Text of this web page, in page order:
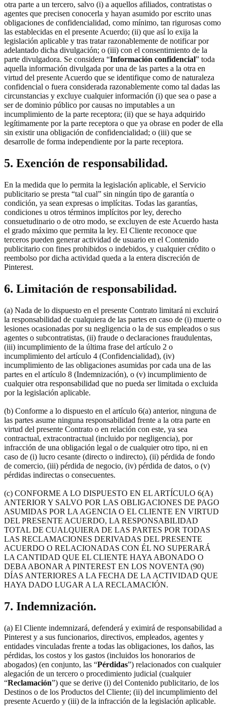
otra parte a un tercero, salvo (i) a aquellos afiliados, contratistas o
agentes que precisen conocerla y hayan asumido por escrito unas
obligaciones de confidencialidad, como mínimo, tan rigurosas como
las establecidas en el presente Acuerdo; (ii) que así lo exija la
legislación aplicable y tras tratar razonablemente de notificar por
adelantado dicha divulgación; o (iii) con el consentimiento de la
parte divulgadora. Se considera “Información confidencial” toda
aquella información divulgada por una de las partes a la otra en
virtud del presente Acuerdo que se identifique como de naturaleza
confidencial o fuera considerada razonablemente como tal dadas las
circunstancias y excluye cualquier información (i) que sea o pase a
ser de dominio público por causas no imputables a un
incumplimiento de la parte receptora; (ii) que se haya adquirido
legítimamente por la parte receptora o que ya obrase en poder de ella
sin existir una obligación de confidencialidad; o (iii) que se
desarrolle de forma independiente por la parte receptora.
5. Exención de responsabilidad.
En la medida que lo permita la legislación aplicable, el Servicio
publicitario se presta “tal cual” sin ningún tipo de garantía o
condición, ya sean expresas o implícitas. Todas las garantías,
condiciones u otros términos implícitos por ley, derecho
consuetudinario o de otro modo, se excluyen de este Acuerdo hasta
el grado máximo que permita la ley. El Cliente reconoce que
terceros pueden generar actividad de usuario en el Contenido
publicitario con fines prohibidos o indebidos, y cualquier crédito o
reembolso por dicha actividad queda a la entera discreción de
Pinterest.
6. Limitación de responsabilidad.
(a) Nada de lo dispuesto en el presente Contrato limitará ni excluirá
la responsabilidad de cualquiera de las partes en caso de (i) muerte o
lesiones ocasionadas por su negligencia o la de sus empleados o sus
agentes o subcontratistas, (ii) fraude o declaraciones fraudulentas,
(iii) incumplimiento de la última frase del artículo 2 o
incumplimiento del artículo 4 (Confidencialidad), (iv)
incumplimiento de las obligaciones asumidas por cada una de las
partes en el artículo 8 (Indemnización), o (v) incumplimiento de
cualquier otra responsabilidad que no pueda ser limitada o excluida
por la legislación aplicable.
(b) Conforme a lo dispuesto en el artículo 6(a) anterior, ninguna de
las partes asume ninguna responsabilidad frente a la otra parte en
virtud del presente Contrato o en relación con este, ya sea
contractual, extracontractual (incluido por negligencia), por
infracción de una obligación legal o de cualquier otro tipo, ni en
caso de (i) lucro cesante (directo o indirecto), (ii) pérdida de fondo
de comercio, (iii) pérdida de negocio, (iv) pérdida de datos, o (v)
pérdidas indirectas o consecuentes.
(c) CONFORME A LO DISPUESTO EN EL ARTÍCULO 6(A)
ANTERIOR Y SALVO POR LAS OBLIGACIONES DE PAGO
ASUMIDAS POR LA AGENCIA O EL CLIENTE EN VIRTUD
DEL PRESENTE ACUERDO, LA RESPONSABILIDAD
TOTAL DE CUALQUIERA DE LAS PARTES POR TODAS
LAS RECLAMACIONES DERIVADAS DEL PRESENTE
ACUERDO O RELACIONADAS CON ÉL NO SUPERARÁ
LA CANTIDAD QUE EL CLIENTE HAYA ABONADO O
DEBA ABONAR A PINTEREST EN LOS NOVENTA (90)
DÍAS ANTERIORES A LA FECHA DE LA ACTIVIDAD QUE
HAYA DADO LUGAR A LA RECLAMACIÓN.
7. Indemnización.
(a) El Cliente indemnizará, defenderá y eximirá de responsabilidad a
Pinterest y a sus funcionarios, directivos, empleados, agentes y
entidades vinculadas frente a todas las obligaciones, los daños, las
pérdidas, los costos y los gastos (incluidos los honorarios de
abogados) (en conjunto, las “Pérdidas”) relacionados con cualquier
alegación de un tercero o procedimiento judicial (cualquier
“Reclamación”) que se derive (i) del Contenido publicitario, de los
Destinos o de los Productos del Cliente; (ii) del incumplimiento del
presente Acuerdo y (iii) de la infracción de la legislación aplicable.